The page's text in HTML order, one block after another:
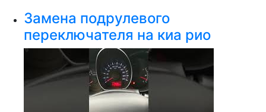
Замена подрулевого
переключателя на киа рио